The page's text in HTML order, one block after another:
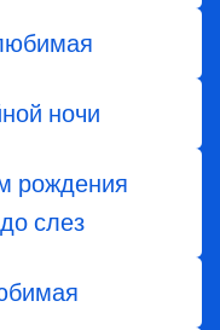
ночи
​​рождения
слез